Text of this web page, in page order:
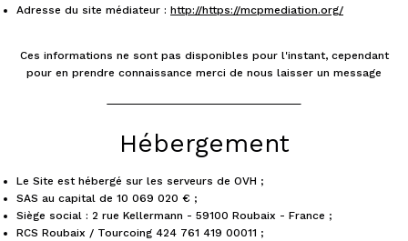
Adresse du site médiateur : http://https://mcpmediation.org/
Ces informations ne sont pas disponibles pour l'instant, cependant
pour en prendre connaissance merci de nous laisser un message
Hébergement
Le Site est hébergé sur les serveurs de OVH ;
SAS au capital de 10 069 020 € ;
Siège social : 2 rue Kellermann - 59100 Roubaix - France ;
RCS Roubaix / Tourcoing 424 761 419 00011 ;